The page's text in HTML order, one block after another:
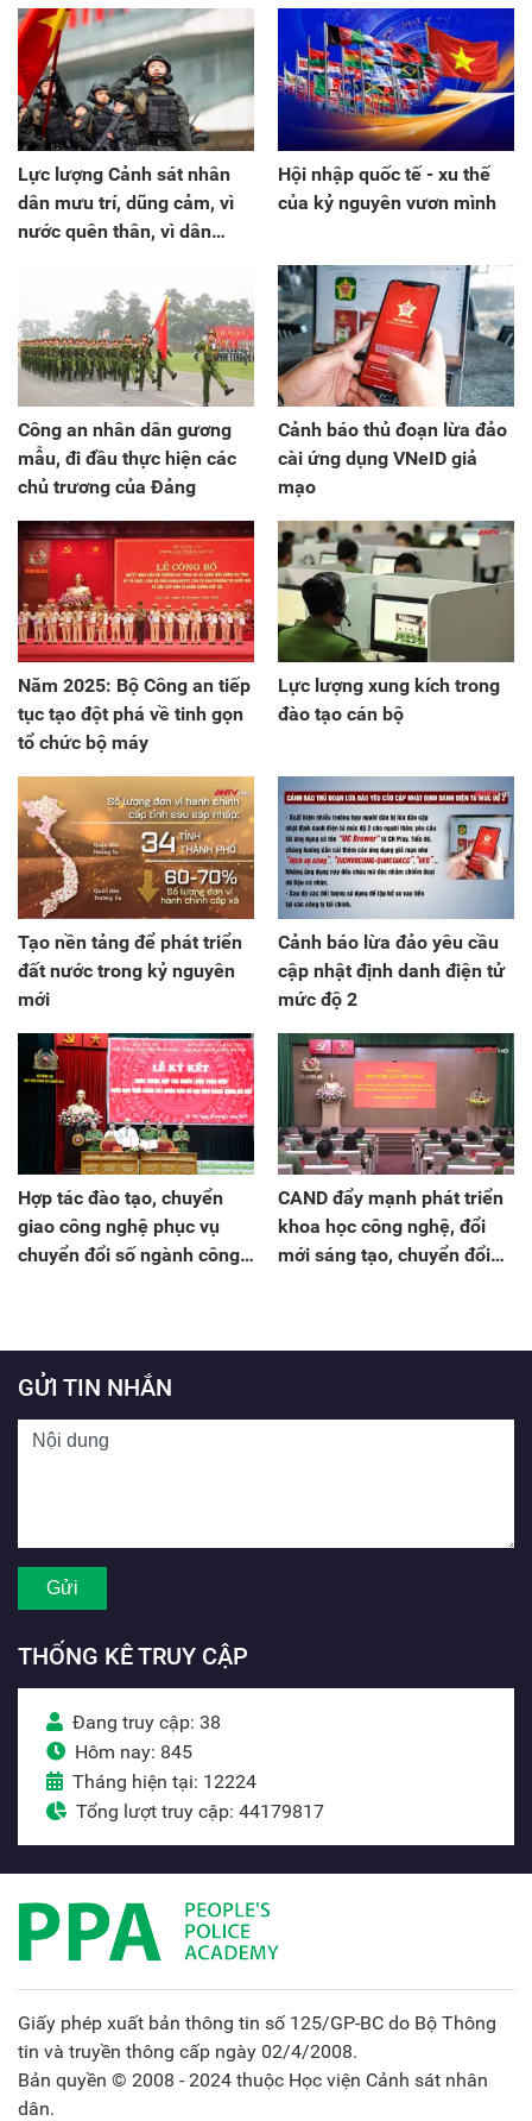
Lực lượng Cảnh sát nhân
dân mưu trí, dũng cảm, vì
nước quên thân, vì dân
Hội nhập quốc tế - xu thế
của kỷ nguyên vươn mình
Công an nhân dân gương
mẫu, đi đầu thực hiện các
chủ trương của Đảng
Cảnh báo thủ đoạn lừa đảo
cài ứng dụng VNeID giả
mạo
Năm 2025: Bộ Công an tiếp
tục tạo đột phá về tinh gọn
tổ chức bộ máy
Lực lượng xung kích trong
đào tạo cán bộ
Tạo nền tảng để phát triển
đất nước trong kỷ nguyên
mới
Cảnh báo lừa đảo yêu cầu
cập nhật định danh điện tử
mức độ 2
Hợp tác đào tạo, chuyển
giao công nghệ phục vụ
chuyển đổi số ngành công
CAND đẩy mạnh phát triển
khoa học công nghệ, đổi
mới sáng tạo, chuyển đổi
GỬI TIN NHẮN
THỐNG KÊ TRUY CẬP
Đang truy cập: 38
Hôm nay: 845
Tháng hiện tại: 12224
Tổng lượt truy cập: 44179817
Giấy phép xuất bản thông tin số 125/GP-BC do Bộ Thông
tin và truyền thông cấp ngày 02/4/2008.
Bản quyền © 2008 - 2024 thuộc Học viện Cảnh sát nhân
dân.